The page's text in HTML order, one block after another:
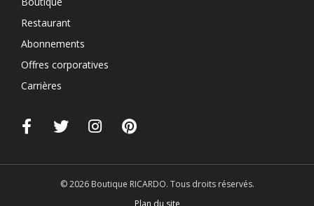
Restaurant
Abonnements
Offres corporatives
Carrières
© 2026 Boutique RICARDO. Tous droits réservés.
Plan du site